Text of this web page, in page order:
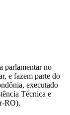
parlamentar no
e fazem parte do
executado
Técnica e
RO).